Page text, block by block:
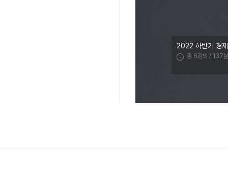
2022 하반기 경
총 6강의 / 137분